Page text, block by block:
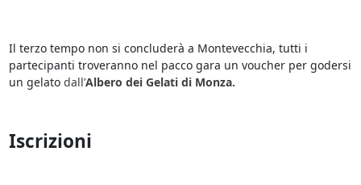
Il terzo tempo non si concluderà a Montevecchia, tutti i
partecipanti troveranno nel pacco gara un voucher per godersi
un gelato dall’Albero dei Gelati di Monza.
Iscrizioni